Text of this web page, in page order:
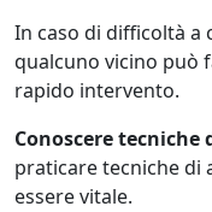
In caso di difficoltà a
qualcuno vicino può
rapido intervento.
Conoscere
praticare tecniche di
essere vitale.